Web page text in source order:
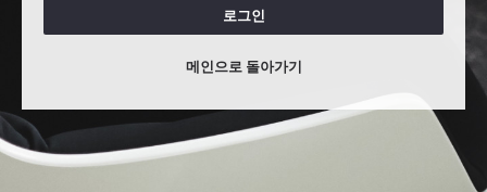
로그인
메인으로 돌아가기